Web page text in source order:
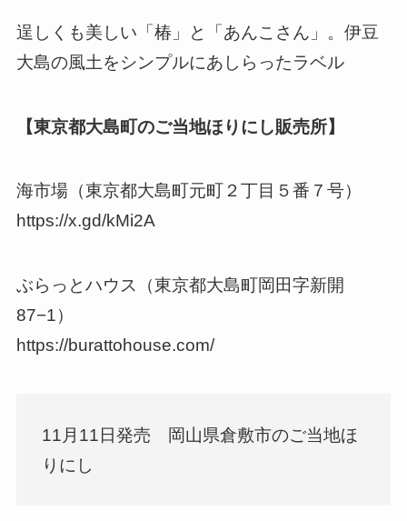
逞しくも美しい「椿」と「あんこさん」。伊豆
大島の風土をシンプルにあしらったラベル
【東京都大島町のご当地ほりにし販売所】
海市場（東京都大島町元町２丁目５番７号）
https://x.gd/kMi2A
ぶらっとハウス（東京都大島町岡田字新開
87−1）
https://burattohouse.com/
11月11日発売 岡山県倉敷市のご当地ほ
りにし